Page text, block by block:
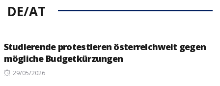
DE/AT
Studierende protestieren österreichweit gegen
mögliche Budgetkürzungen
Posted
29/05/2026